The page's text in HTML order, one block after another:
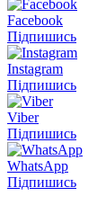
Facebook
Підпишись
Instagram
Підпишись
Viber
Підпишись
WhatsApp
Підпишись